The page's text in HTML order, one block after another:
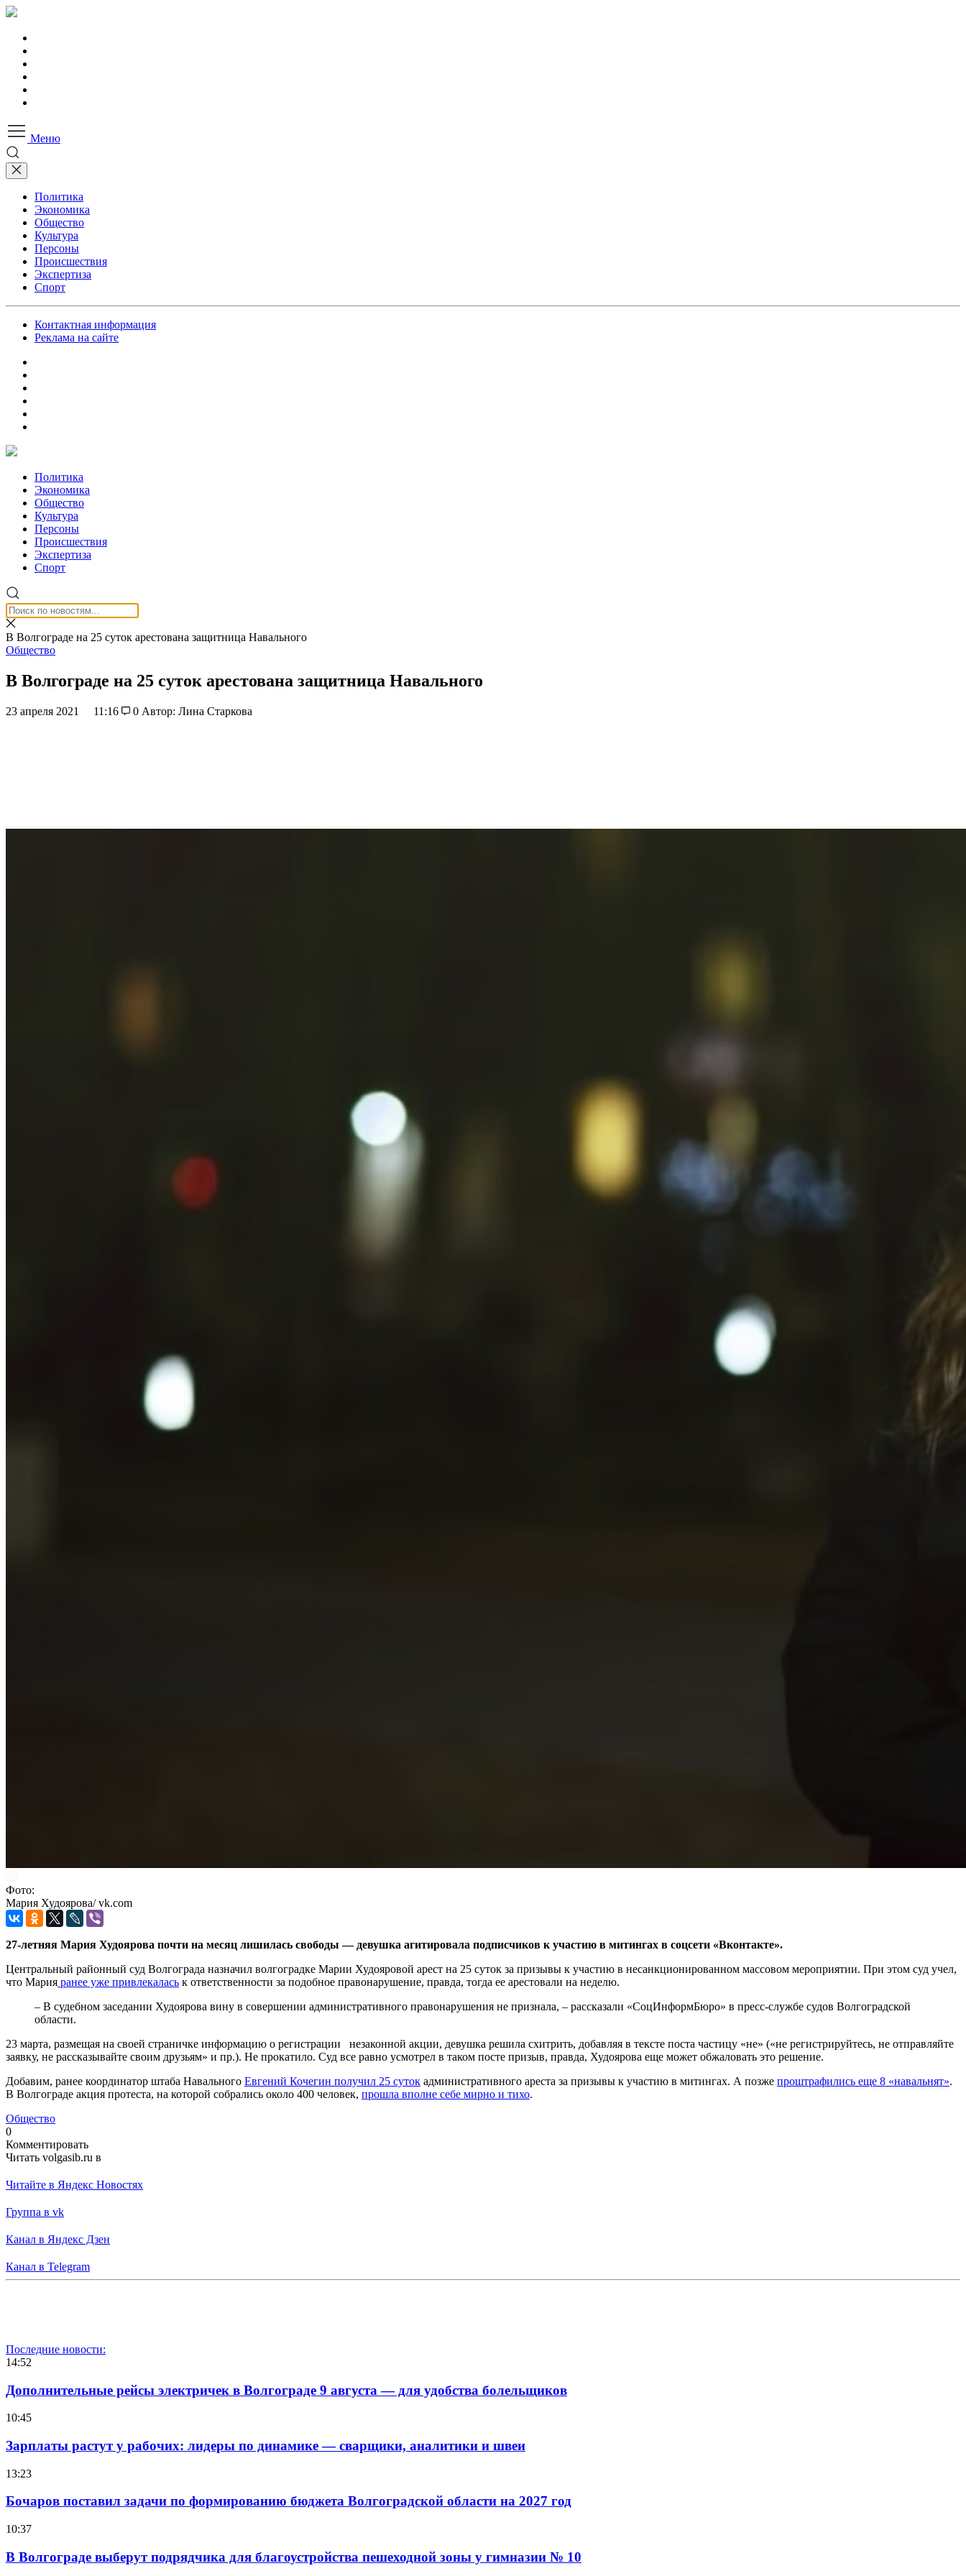
Меню
Политика
Экономика
Общество
Культура
Персоны
Происшествия
Экспертиза
Спорт
Контактная информация
Реклама на сайте
Политика
Экономика
Общество
Культура
Персоны
Происшествия
Экспертиза
Спорт
В Волгограде на 25 суток арестована защитница Навального
Общество
В Волгограде на 25 суток арестована защитница Навального
23 апреля 2021 11:16 0 Автор: Лина Старкова
Фото:
Мария Худоярова/ vk.com
27-летняя Мария Худоярова почти на месяц лишилась свободы — девушка агитировала подписчиков к участию в митингах в соцсети «Вконтакте».
Центральный районный суд Волгограда назначил волгоградке Марии Худояровой арест на 25 суток за призывы к участию в несанкционированном массовом мероприятии. При этом суд учел,
что Мария ранее уже привлекалась к ответственности за подобное правонарушение, правда, тогда ее арестовали на неделю.
– В судебном заседании Худоярова вину в совершении административного правонарушения не признала, – рассказали «СоцИнформБюро» в пресс-службе судов Волгоградской
области.
23 марта, размещая на своей страничке информацию о регистрации незаконной акции, девушка решила схитрить, добавляя в тексте поста частицу «не» («не регистрируйтесь, не отправляйте
заявку, не рассказывайте своим друзьям» и пр.). Не прокатило. Суд все равно усмотрел в таком посте призыв, правда, Худоярова еще может обжаловать это решение.
Добавим, ранее координатор штаба Навального Евгений Кочегин получил 25 суток административного ареста за призывы к участию в митингах. А позже проштрафились еще 8 «навальнят».
В Волгограде акция протеста, на которой собрались около 400 человек, прошла вполне себе мирно и тихо.
Общество
0
Комментировать
Читать volgasib.ru в
Читайте в Яндекс Новостях
Группа в vk
Канал в Яндекс Дзен
Канал в Telegram
Последние новости:
14:52
Дополнительные рейсы электричек в Волгограде 9 августа — для удобства болельщиков
10:45
Зарплаты растут у рабочих: лидеры по динамике — сварщики, аналитики и швеи
13:23
Бочаров поставил задачи по формированию бюджета Волгоградской области на 2027 год
10:37
В Волгограде выберут подрядчика для благоустройства пешеходной зоны у гимназии № 10